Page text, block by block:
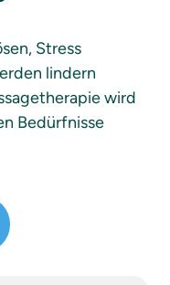
Stress
lindern
wird
Bedürfnisse